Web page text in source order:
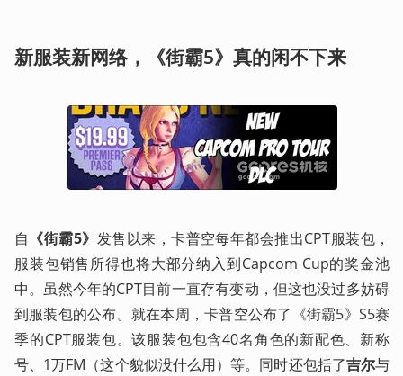
新服装新网络，《街霸5》真的闲不下来
自 《街霸5》 发售以来，卡普空每年都会推出CPT服装包，
服装包销售所得也将大部分纳入到Capcom Cup的奖金池
中。虽然今年的CPT目前一直存有变动，但这也没过多妨碍
到服装包的公布。就在本周，卡普空公布了《街霸5》S5赛
季的CPT服装包。该服装包包含40名角色的新配色、新称
号、1万FM（这个貌似没什么用）等。同时还包括了吉尔与